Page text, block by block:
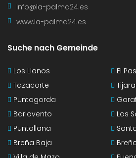
info@la-palma24.es
www.la-palma24.es
Suche nach Gemeinde
Los Llanos
El
Tazacorte
Puntagorda
Barlovento
Los
Puntallana
Breña Baja